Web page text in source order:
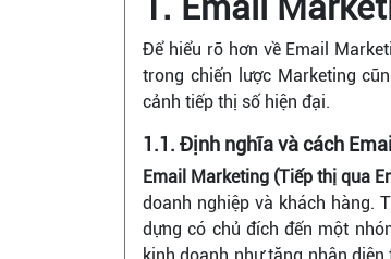
Để hiểu rõ hơn về Email
trong chiến lược Marketing
cảnh tiếp thị số hiện đại.
1.1. Định nghĩa và cách
Email Marketing (Tiếp thị qua
doanh nghiệp và khách hàng.
dựng có chủ đích đến một